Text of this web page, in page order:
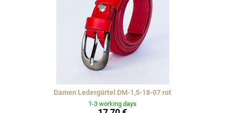
Damen Ledergürtel DM-1,5-18-07 rot
1-3 working days